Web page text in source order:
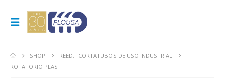
SHOP REED,
CORTATUBOS DE USO INDUSTRIAL
ROTATORIO PLAS